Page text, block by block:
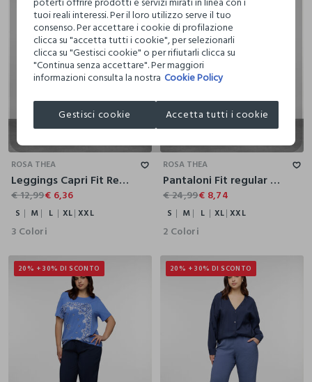
S
ROSA THEA
Leggings Capri Fit Regular in jersey di cotone stretch donna curvy
€ 12,99€ 6,36
S M L XL XXL
3 Colori
ROSA THEA
Pantaloni Fit regular donna curvy
€ 24,99€ 8,74
S M L XL XXL
2 Colori
20% + 30% DI SCONTO 20% + 30% DI SCONTO
tuoi reali interessi. Per il loro utilizzo serve il tuo
consenso. Per accettare i cookie di profilazione
clicca su "accetta tutti i cookie", per selezionarli
clicca su "Gestisci cookie" o per rifiutarli clicca su
"Continua senza accettare". Per maggiori
informazioni consulta la nostra Cookie Policy
Gestisci cookie Accetta tutti i cookie